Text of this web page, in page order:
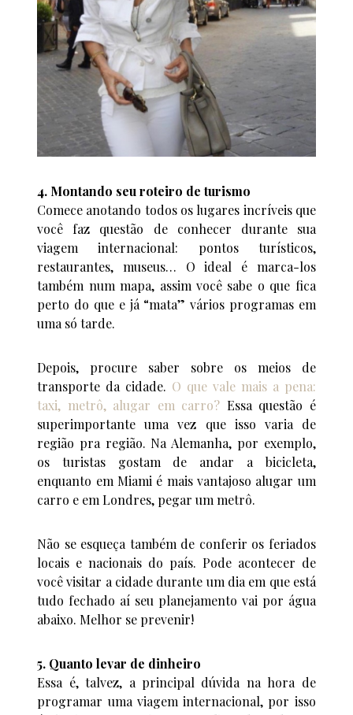
4. Montando seu roteiro de turismo
Comece anotando todos os lugares incríveis que
você faz questão de conhecer durante sua
viagem internacional: pontos turísticos,
restaurantes, museus… O ideal é marca-los
também num mapa, assim você sabe o que fica
perto do que e já “mata” vários programas em
uma só tarde.
Depois, procure saber sobre os meios de
transporte da cidade. O que vale mais a pena:
taxi, metrô, alugar em carro? Essa questão é
superimportante uma vez que isso varia de
região pra região. Na Alemanha, por exemplo,
os turistas gostam de andar a bicicleta,
enquanto em Miami é mais vantajoso alugar um
carro e em Londres, pegar um metrô.
Não se esqueça também de conferir os feriados
locais e nacionais do país. Pode acontecer de
você visitar a cidade durante um dia em que está
tudo fechado aí seu planejamento vai por água
abaixo. Melhor se prevenir!
5. Quanto levar de dinheiro
Essa é, talvez, a principal dúvida na hora de
programar uma viagem internacional, por isso